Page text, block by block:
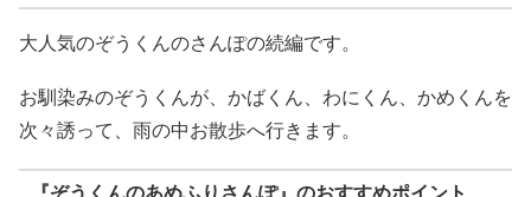
大人気のぞうくんのさんぽの続編です。
お馴染みのぞうくんが、かばくん、わにくん、かめくんを
次々誘って、雨の中お散歩へ行きます。